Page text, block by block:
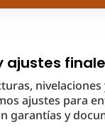
ajustes
nivelaciones
ajustes para
garantías y